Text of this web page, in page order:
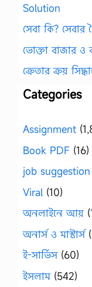
Solution
সেবা কি? সেবার
ভোক্তা বাজার ও
ক্রেতার ক্রয়
Categories
Assignment
Book PDF (16)
job suggestion
Viral (10)
অনলাইনে আয়
অনার্স ও মাস্টার্স
ই-সার্ভিস(60)
ইসলাম(542)